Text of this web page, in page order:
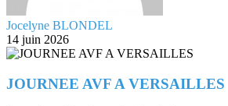
Jocelyne BLONDEL
14 juin 2026
JOURNEE AVF A VERSAILLES